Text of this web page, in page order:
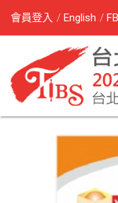
會員登入 English